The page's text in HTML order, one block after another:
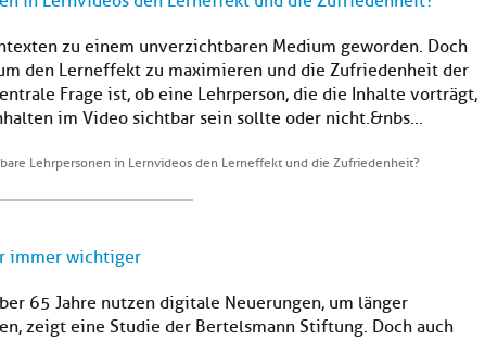
zu einem unverzichtbaren Medium geworden. Doch
den Lerneffekt zu maximieren und die Zufriedenheit der
Frage ist, ob eine Lehrperson, die die Inhalte vorträgt,
im Video sichtbar sein sollte oder nicht.&nbs...
Lehrpersonen in Lernvideos den Lerneffekt und die Zufriedenheit?
immer wichtiger
65 Jahre nutzen digitale Neuerungen, um länger
zeigt eine Studie der Bertelsmann Stiftung. Doch auch